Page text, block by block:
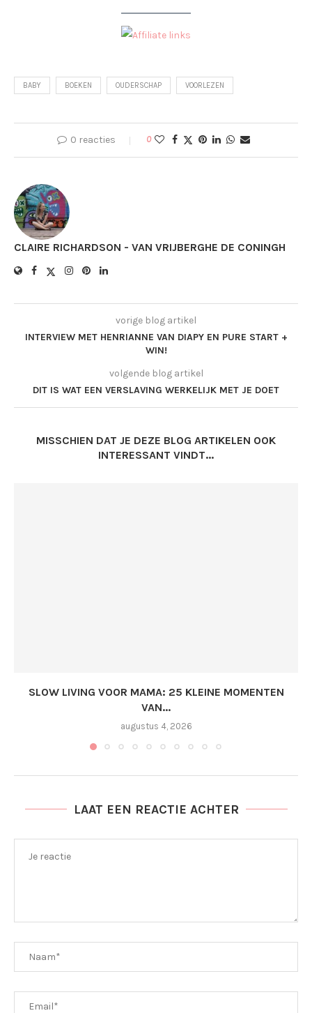
BABY BOEKEN OUDERSCHAP VOORLEZEN
0 reacties 0
CLAIRE RICHARDSON - VAN VRIJBERGHE DE CONINGH
vorige blog artikel
INTERVIEW MET HENRIANNE VAN DIAPY EN PURE START +
WIN!
volgende blog artikel
DIT IS WAT EEN VERSLAVING WERKELIJK MET JE DOET
MISSCHIEN DAT JE DEZE BLOG ARTIKELEN OOK
INTERESSANT VINDT...
SLOW LIVING VOOR MAMA: 25 KLEINE MOMENTEN
VAN...
augustus 4, 2026
LAAT EEN REACTIE ACHTER